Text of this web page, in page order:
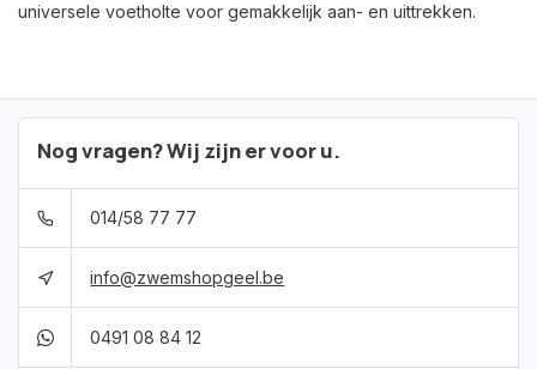
universele voetholte voor gemakkelijk aan- en uittrekken.
Nog vragen? Wij zijn er voor u.
014/58 77 77
info@zwemshopgeel.be
0491 08 84 12